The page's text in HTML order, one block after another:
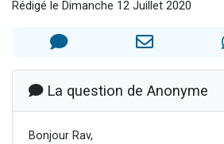
Il reste 49 places pour
12 nouvelles
Rédigé le Dimanche 12 Juillet 2020
La question de Anonyme
Bonjour Rav,